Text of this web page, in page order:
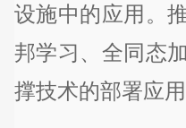
设施中的应用。
邦学习、全同态
撑技术的部署应用